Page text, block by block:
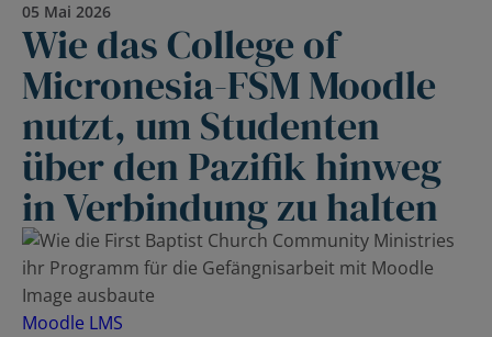
05 Mai 2026
Wie das College of
Micronesia-FSM Moodle
nutzt, um Studenten
über den Pazifik hinweg
in Verbindung zu halten
Moodle LMS